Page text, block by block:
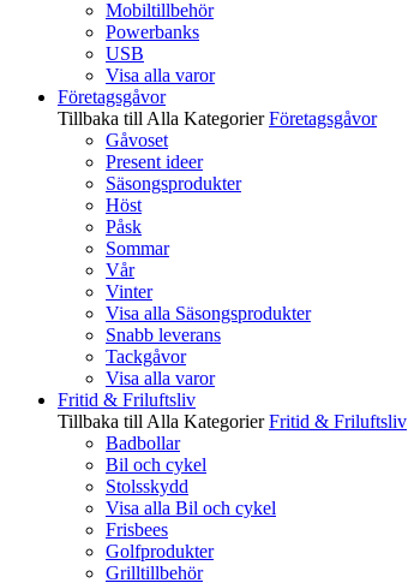
Mobiltillbehör
Powerbanks
USB
Visa alla varor
Företagsgåvor
Tillbaka till Alla Kategorier Företagsgåvor
Gåvoset
Present ideer
Säsongsprodukter
Höst
Påsk
Sommar
Vår
Vinter
Visa alla Säsongsprodukter
Snabb leverans
Tackgåvor
Visa alla varor
Fritid & Friluftsliv
Tillbaka till Alla Kategorier Fritid & Friluftsliv
Badbollar
Bil och cykel
Stolsskydd
Visa alla Bil och cykel
Frisbees
Golfprodukter
Grilltillbehör